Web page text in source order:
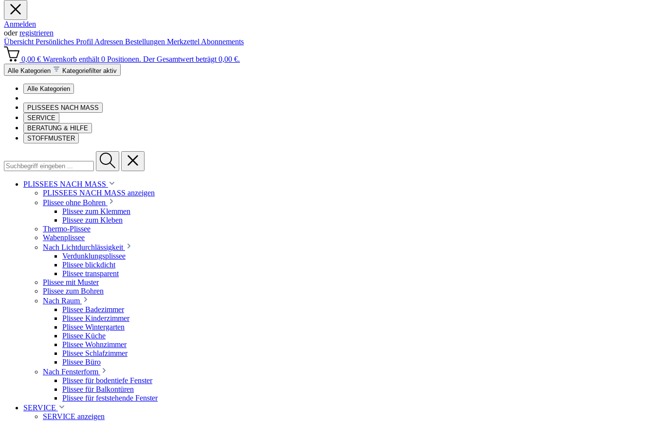
Anmelden
oderregistrieren
Übersicht Persönliches Profil Adressen Bestellungen Merkzettel Abonnements
0,00 € Warenkorb enthält 0 Positionen. Der Gesamtwert beträgt 0,00 €.
Alle Kategorien Kategoriefilter aktiv
Alle Kategorien
PLISSEES NACH MASS
SERVICE
BERATUNG & HILFE
STOFFMUSTER
PLISSEES NACH MASS
PLISSEES NACH MASS anzeigen
Plissee ohne Bohren
Plissee zum Klemmen
Plissee zum Kleben
Thermo-Plissee
Wabenplissee
Nach Lichtdurchlässigkeit
Verdunklungsplissee
Plissee blickdicht
Plissee transparent
Plissee mit Muster
Plissee zum Bohren
Nach Raum
Plissee Badezimmer
Plissee Kinderzimmer
Plissee Wintergarten
Plissee Küche
Plissee Wohnzimmer
Plissee Schlafzimmer
Plissee Büro
Nach Fensterform
Plissee für bodentiefe Fenster
Plissee für Balkontüren
Plissee für feststehende Fenster
SERVICE
SERVICE anzeigen